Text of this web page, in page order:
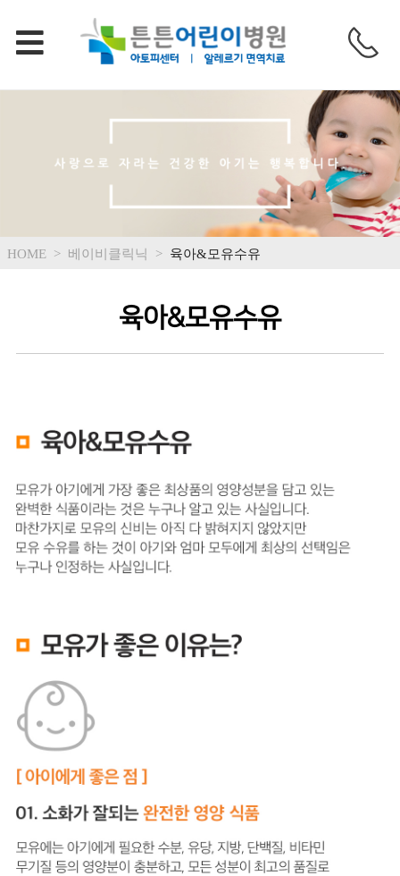
HOME > 베이비클릭닉 > 육아&모유수유
육아&모유수유